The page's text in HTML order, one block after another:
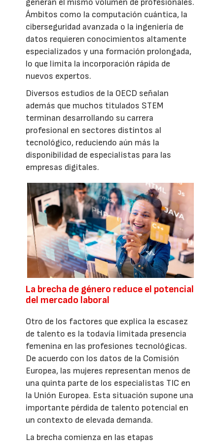
Ámbitos como la computación cuántica, la
ciberseguridad avanzada o la ingeniería de
datos requieren conocimientos altamente
especializados y una formación prolongada,
lo que limita la incorporación rápida de
nuevos expertos.
Diversos estudios de la OECD señalan
además que muchos titulados STEM
terminan desarrollando su carrera
profesional en sectores distintos al
tecnológico, reduciendo aún más la
disponibilidad de especialistas para las
empresas digitales.
La brecha de género reduce el potencial
del mercado laboral
Otro de los factores que explica la escasez
de talento es la todavía limitada presencia
femenina en las profesiones tecnológicas.
De acuerdo con los datos de la Comisión
Europea, las mujeres representan menos de
una quinta parte de los especialistas TIC en
la Unión Europea. Esta situación supone una
importante pérdida de talento potencial en
un contexto de elevada demanda.
La brecha comienza en las etapas